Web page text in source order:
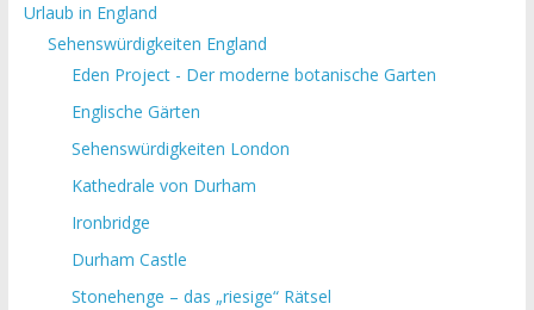
Urlaub in England
Sehenswürdigkeiten England
Eden Project - Der moderne botanische Garten
Englische Gärten
Sehenswürdigkeiten London
Kathedrale von Durham
Ironbridge
Durham Castle
Stonehenge – das „riesige“ Rätsel